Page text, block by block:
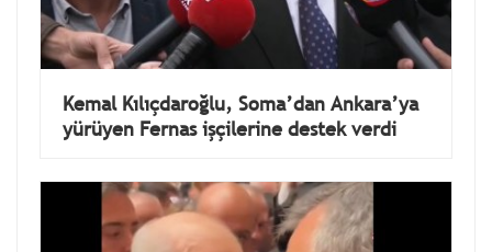
Kemal Kılıçdaroğlu, Soma’dan Ankara’ya
yürüyen Fernas işçilerine destek verdi